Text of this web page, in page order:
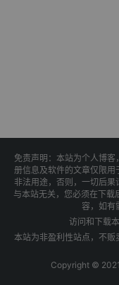
免责声明：本站为个人博
册信息及软件的文章仅限
非法用途，否则，一切后
与本站无关，您必须在下
容，如有
访问和下载
本站为非盈利性站点，不
Copyright ©